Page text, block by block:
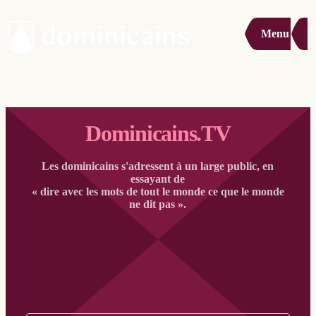
Menu
Dominicains.TV
Les dominicains s'adressent à un large public, en
essayant de
« dire avec les mots de tout le monde ce que le monde
ne dit pas ».
Filter op: